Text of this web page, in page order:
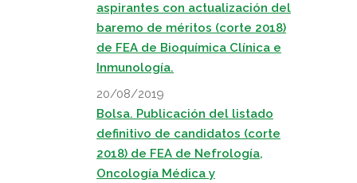
aspirantes con actualización del
baremo de méritos (corte 2018)
de FEA de Bioquímica Clínica e
Inmunología.
20/08/2019
Bolsa. Publicación del listado
definitivo de candidatos (corte
2018) de FEA de Nefrología,
Oncología Médica y